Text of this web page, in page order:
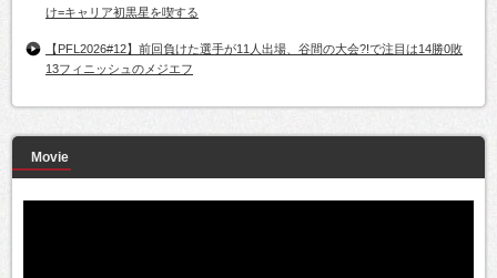
け=キャリア初黒星を喫する
【PFL2026#12】前回負けた選手が11人出場、谷間の大会?!で注目は14勝0敗
13フィニッシュのメジエフ
Movie